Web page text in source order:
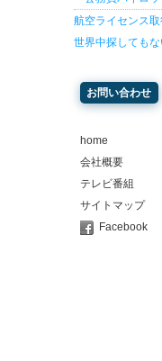
航空ライセンス
世界中探してもな
お問い合わせ
home
会社概要
テレビ番組
サイトマップ
Facebook